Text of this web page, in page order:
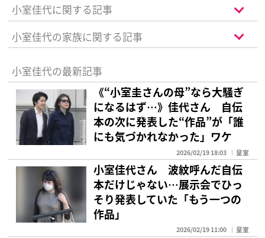
小室佳代に関する記事
小室佳代の家族に関する記事
小室佳代の最新記事
《“小室圭さんの母”なら大騒ぎ
になるはず…》佳代さん 自伝
本の次に発表した“作品”が「誰
にも気づかれなかった」ワケ
2026/02/19 18:03 皇室
小室佳代さん 波紋呼んだ自伝
本だけじゃない…展示会でひっ
そり発表していた「もう一つの
作品」
2026/02/19 11:00 皇室